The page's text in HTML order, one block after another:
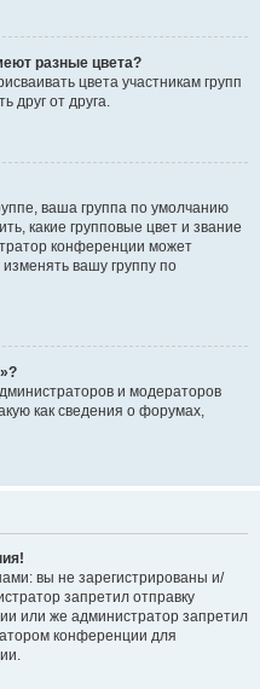
разные цвета?
цвета участникам групп
друг от друга.
ваша группа по умолчанию
какие групповые цвет и звание
конференции может
вашу группу по
и модераторов
как сведения о форумах,
вы не зарегистрированы и/
запретил отправку
или же администратор запретил
конференции для